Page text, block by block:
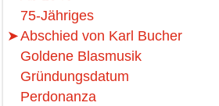
75-Jähriges
Abschied von Karl Bucher
Goldene Blasmusik
Gründungsdatum
Perdonanza